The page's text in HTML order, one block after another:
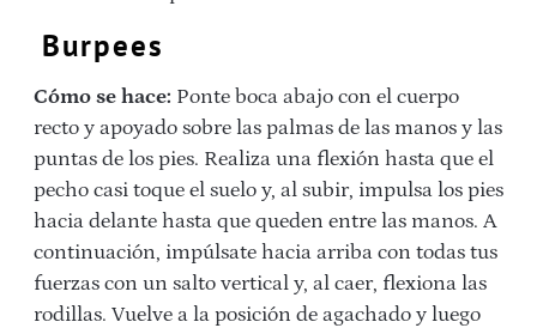
Burpees
Cómo se hace: Ponte boca abajo con el cuerpo
recto y apoyado sobre las palmas de las manos y las
puntas de los pies. Realiza una flexión hasta que el
pecho casi toque el suelo y, al subir, impulsa los pies
hacia delante hasta que queden entre las manos. A
continuación, impúlsate hacia arriba con todas tus
fuerzas con un salto vertical y, al caer, flexiona las
rodillas. Vuelve a la posición de agachado y luego